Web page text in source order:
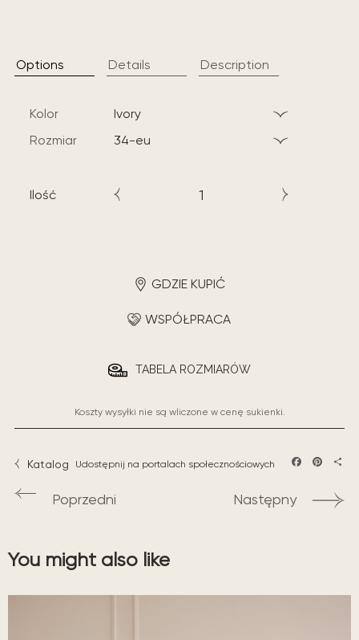
Options Details Description
Kolor
ivory
Rozmiar
34-eu
Ilość
GDZIE KUPIĆ
WSPÓŁPRACA
TABELA ROZMIARÓW
Koszty wysyłki nie są wliczone w cenę sukienki.
Katalog Udostępnij na portalach społecznościowych
Poprzedni Następny
You might also like